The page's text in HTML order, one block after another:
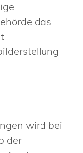
das
wird bei
der